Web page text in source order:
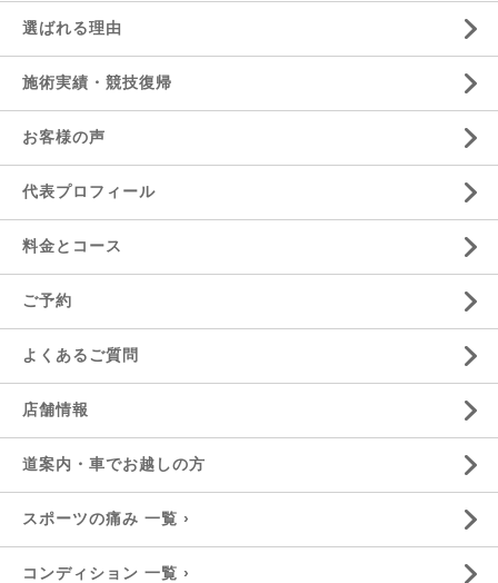
選ばれる理由
施術実績・競技復帰
お客様の声
代表プロフィール
料金とコース
ご予約
よくあるご質問
店舗情報
道案内・車でお越しの方
スポーツの痛み 一覧 ›
コンディション 一覧 ›